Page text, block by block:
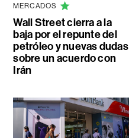
MERCADOS
Wall Street cierra a la
baja por el repunte del
petróleo y nuevas dudas
sobre un acuerdo con
Irán